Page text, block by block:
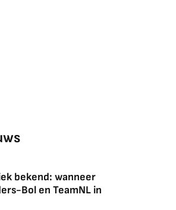
bekend: wanneer
Bol en TeamNL in